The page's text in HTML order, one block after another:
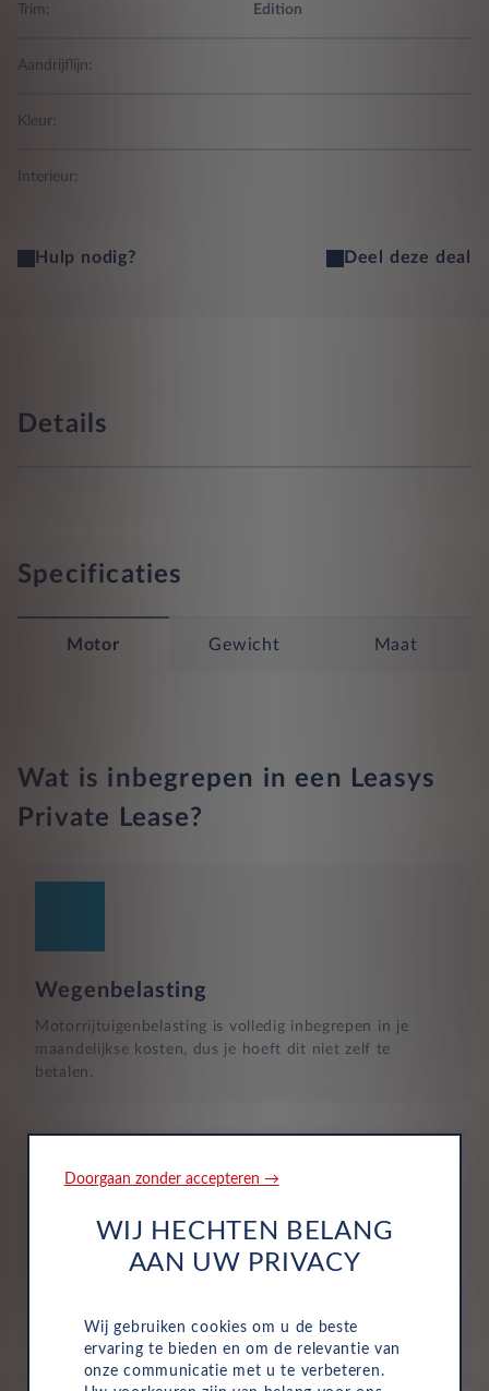
Trim: Edition
Aandrijflijn:
Kleur:
Interieur:
Hulp nodig? Deel deze deal
Details
Specificaties
Motor Gewicht Maat
Wat is inbegrepen in een Leasys
Private Lease?
Wegenbelasting
Motorrijtuigenbelasting is volledig inbegrepen in je
maandelijkse kosten, dus je hoeft dit niet zelf te
betalen.
Verzekering
uitgebreide dekking, zodat je volledig beschermd bent in
het geval van onvoorziene ongelukken.
Doorgaan zonder accepteren →
WIJ HECHTEN BELANG
AAN UW PRIVACY
Wij gebruiken cookies om u de beste
ervaring te bieden en om de relevantie van
onze communicatie met u te verbeteren.